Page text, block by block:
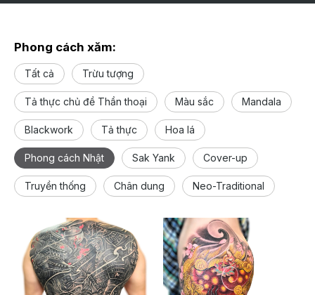
Phong cách xăm:
Tất cả Trừu tượng
Tả thực chủ đề Thần thoại Màu sắc Mandala
Blackwork Tả thực Hoa lá
Phong cách Nhật Sak Yank Cover-up
Truyền thống Chân dung Neo-Traditional